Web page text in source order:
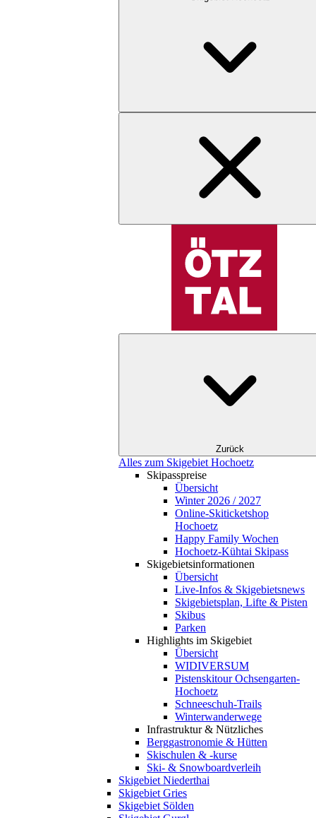
Zurück
Alles zum Skigebiet Hochoetz
Skipasspreise
Übersicht
Winter 2026 / 2027
Online-Skiticketshop
Hochoetz
Happy Family Wochen
Hochoetz-Kühtai Skipass
Skigebietsinformationen
Übersicht
Live-Infos & Skigebietsnews
Skigebietsplan, Lifte & Pisten
Skibus
Parken
Highlights im Skigebiet
Übersicht
WIDIVERSUM
Pistenskitour Ochsengarten-
Hochoetz
Schneeschuh-Trails
Winterwanderwege
Infrastruktur & Nützliches
Berggastronomie & Hütten
Skischulen & -kurse
Ski- & Snowboardverleih
Skigebiet Niederthai
Skigebiet Gries
Skigebiet Sölden